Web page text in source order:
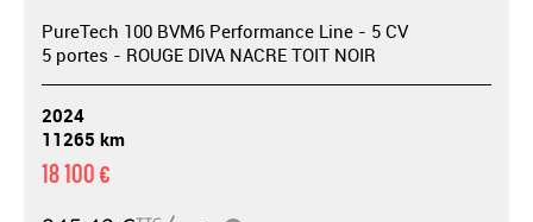
PureTech 100 BVM6 Performance Line - 5 CV
5 portes - ROUGE DIVA NACRE TOIT NOIR
2024
11265 km
18 100 €